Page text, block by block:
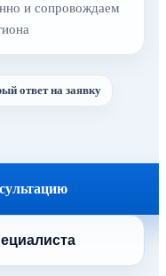
и сопровождаем
ответ на заявку